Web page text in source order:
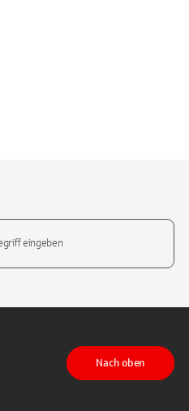
auf TikTokauf LinkedIn
Nach oben